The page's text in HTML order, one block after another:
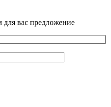
для вас предложение